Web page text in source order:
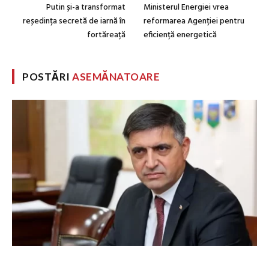
Putin și-a transformat
reședința secretă de iarnă în
fortăreață
Ministerul Energiei vrea
reformarea Agenției pentru
eficiență energetică
POSTĂRIASEMĂNATOARE